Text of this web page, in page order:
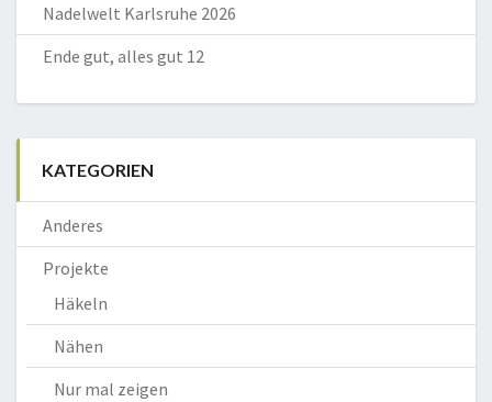
Nadelwelt Karlsruhe 2026
Ende gut, alles gut 12
KATEGORIEN
Anderes
Projekte
Häkeln
Nähen
Nur mal zeigen